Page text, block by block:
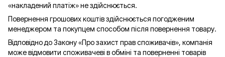
«накладений платіж» не здійснюється.
Повернення грошових коштів здійснюється погодженим
менеджером та покупцем способом після повернення товару.
Відповідно до Закону «Про захист прав споживачів», компанія
може відмовити споживачеві в обміні та поверненні товарів